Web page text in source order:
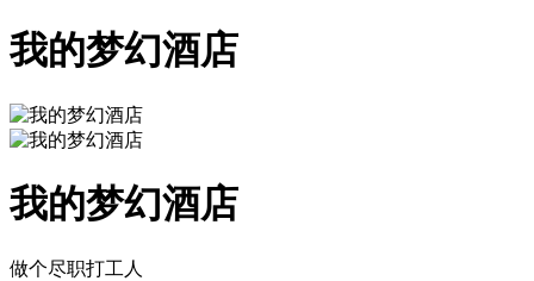
我的梦幻酒店
我的梦幻酒店
做个尽职打工人